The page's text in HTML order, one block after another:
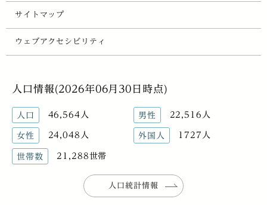
サイトマップ
ウェブアクセシビリティ
人口情報(2026年06月30日時点)
人口 46,564人 男性 22,516人
女性 24,048人 外国人 1727人
世帯数 21,288世帯
人口統計情報